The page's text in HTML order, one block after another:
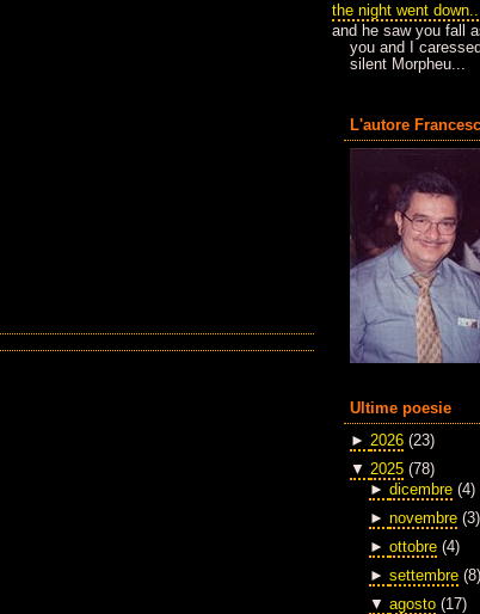
the night went down..
and he saw you fall
you and I
silent Morpheu...
L'autore
Ultime poesie
► 2026 (23)
▼ 2025 (78)
► dicembre (4)
► novembre (3)
► ottobre (4)
► settembre (8)
▼ agosto (17)